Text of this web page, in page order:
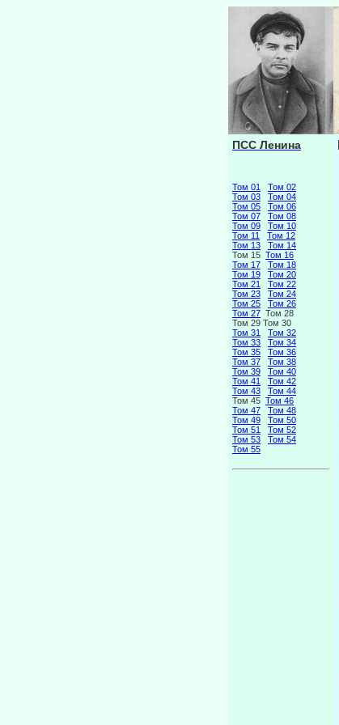
ПСС Ленина
Том 01
Том 02
Том 03
Том 04
Том 05
Том 06
Том 07
Том 08
Том 09
Том 10
Том 11
Том 12
Том 13
Том 14
Том 15 Том 16
Том 17
Том 18
Том 19
Том 20
Том 21
Том 22
Том 23
Том 24
Том 25
Том 26
Том 27 Том 28
Том 29 Том 30
Том 31
Том 32
Том 33
Том 34
Том 35
Том 36
Том 37
Том 38
Том 39
Том 40
Том 41
Том 42
Том 43
Том 44
Том 45 Том 46
Том 47
Том 48
Том 49
Том 50
Том 51
Том 52
Том 53
Том 54
Том 55